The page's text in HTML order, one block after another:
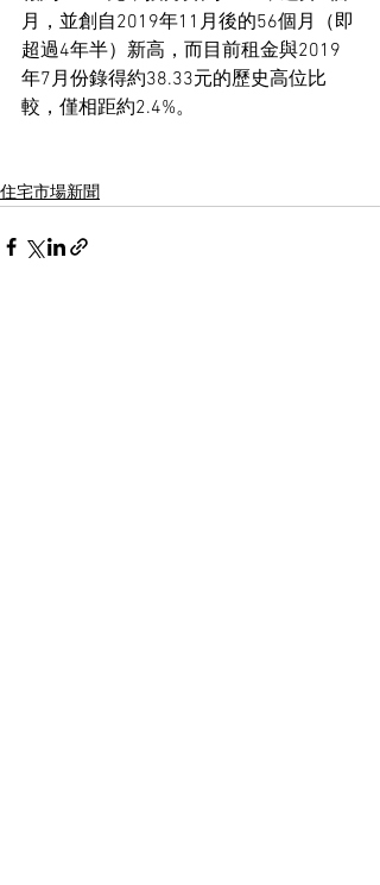
月，並創自2019年11月後的56個月（即
超過4年半）新高，而目前租金與2019
年7月份錄得約38.33元的歷史高位比
較，僅相距約2.4%。
住宅市場新聞